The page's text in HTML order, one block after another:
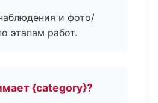
и фото/
этапам работ.
{category}?